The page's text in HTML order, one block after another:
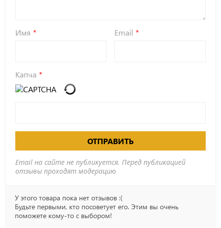
Имя Email
Капча
ОТПРАВИТЬ
Email на сайте не публикуется. Перед публикацией
отзывы проходят модерацию
У этого товара пока нет отзывов :(
Будьте первыми, кто посоветует его. Этим вы очень
поможете кому-то с выбором!